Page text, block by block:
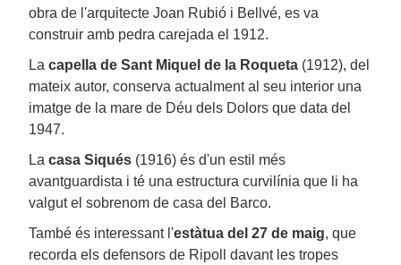
obra de l'arquitecte Joan Rubió i Bellvé, es va
construir amb pedra carejada el 1912.
La capella de Sant Miquel de la Roqueta (1912), del
mateix autor, conserva actualment al seu interior una
imatge de la mare de Déu dels Dolors que data del
1947.
La casa Siqués (1916) és d'un estil més
avantguardista i té una estructura curvilínia que li ha
valgut el sobrenom de casa del Barco.
També és interessant l'estàtua del 27 de maig, que
recorda els defensors de Ripoll davant les tropes